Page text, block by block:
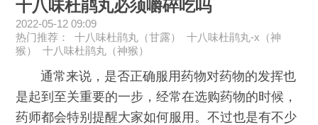
十八味杜鹃丸必须嚼碎吃吗
2022-05-12 09:09
热门推荐：十八味杜鹃丸（甘露）
十八味杜鹃丸-x（神
猴）
十八味杜鹃丸（神猴）
通常来说，是否正确服用药物对药物的发挥也
是起到至关重要的一步，经常在选购药物的时候，
药师都会特别提醒大家如何服用。不过也是有不少